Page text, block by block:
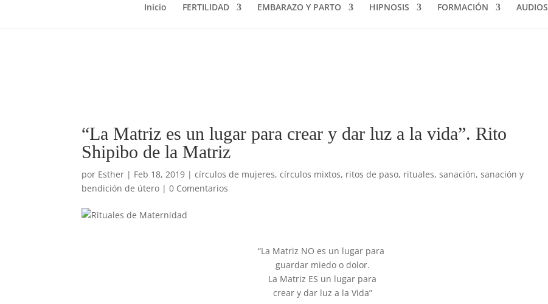
Inicio FERTILIDAD EMBARAZO Y PARTO HIPNOSIS FORMACIÓN AUDIOS
“La Matriz es un lugar para crear y dar luz a la vida”. Rito
Shipibo de la Matriz
por Esther | Feb 18, 2019 |círculos de mujeres,círculos mixtos, ritos de paso, rituales,sanación,sanación y
bendición de útero |0 Comentarios
“La Matriz NO es un lugar para
guardar miedo o dolor.
La Matriz ES un lugar para
crear y dar luz a la Vida”